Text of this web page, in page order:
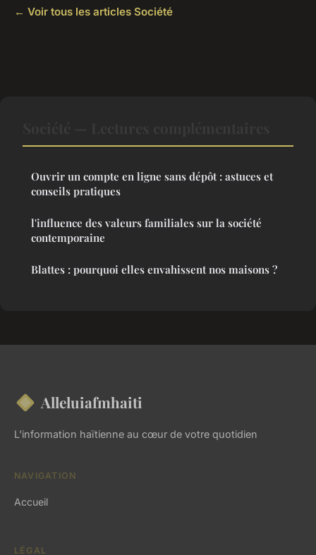
← Voir tous les articles Société
Ouvrir un compte en ligne sans dépôt : astuces et
conseils pratiques
l'influence des valeurs familiales sur la société
contemporaine
Blattes : pourquoi elles envahissent nos maisons ?
Alleluiafmhaiti
L'information haïtienne au cœur de votre quotidien
NAVIGATION
Accueil
LÉGAL